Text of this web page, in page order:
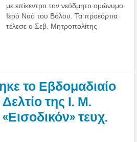
με επίκεντρο τον νεόδμητο ομώνυμο
Ιερό Ναό του Βόλου. Τα προεόρτια
τέλεσε ο Σεβ. Μητροπολίτης
το Εβδομαδιαίο
της Ι. Μ.
τευχ.